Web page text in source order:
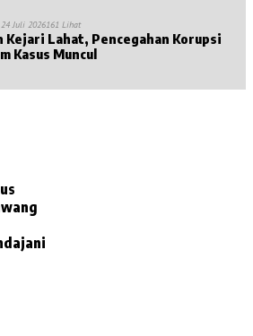
Juli 2026161 Lihat
Lahat, Pencegahan Korupsi
Kasus Muncul